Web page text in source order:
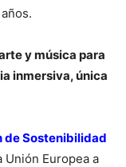
y música para
inmersiva, única
de Sostenibilidad
Unión Europea a